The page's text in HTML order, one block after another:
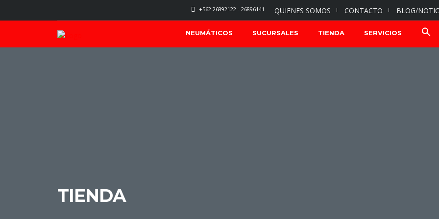
QUIENES SOMOS CONTACTO BLOG/
+562 26892122 - 26896141
NEUMÁTICOS SUCURSALES TIENDA SERVICIOS
TIENDA